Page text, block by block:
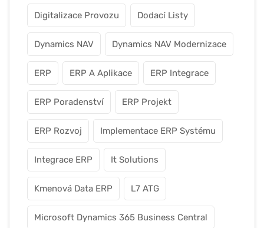
Digitalizace Provozu Dodací Listy
Dynamics NAV Dynamics NAV Modernizace
ERP ERP A Aplikace ERP Integrace
ERP Poradenství ERP Projekt
ERP Rozvoj Implementace ERP Systému
Integrace ERP It Solutions
Kmenová Data ERP L7 ATG
Microsoft Dynamics 365 Business Central